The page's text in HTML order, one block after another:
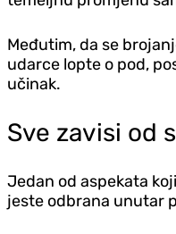
Međutim, da se
udarce lopte o pod,
učinak.
Sve zavisi od
Jedan od aspekata
jeste odbrana unutar